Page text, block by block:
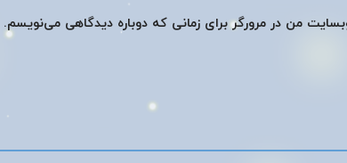
من در مرورگر برای زمانی که دوباره دیدگاهی می‌نویسم.